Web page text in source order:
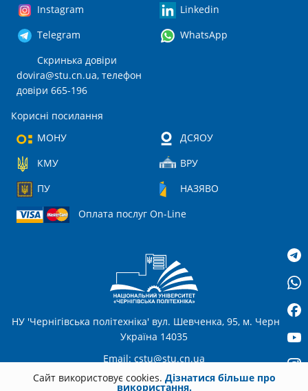
Instagram
Linkedin
Telegram
WhatsApp
Скринька довіри
dovira@stu.cn.ua, телефон
довіри 665-196
Корисні посилання
МОНУ
ДСЯОУ
КМУ
ВРУ
ПУ
НАЗЯВО
Оплата послуг On-Line
НУ 'Чернігівська політехніка' вул. Шевченка, 95, м. Чернігів,
Україна 14035
Email: cstu@stu.cn.ua
Сайт використовує cookies. Дізнатися більше про
використання.